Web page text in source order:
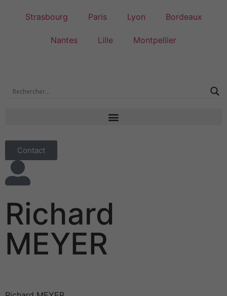
Strasbourg Paris Lyon Bordeaux
Nantes Lille Montpellier
Contact
Richard
MEYER